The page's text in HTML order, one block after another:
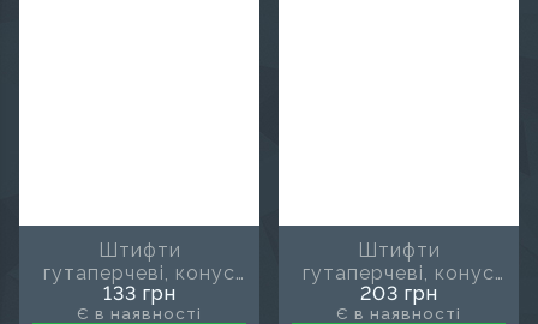
Штифти
гутаперчеві, конус
02, розмір 80, MDS
133 грн
Є в наявності
Штифти
гутаперчеві, конус
04, розмір 15, MDS
203 грн
Є в наявності